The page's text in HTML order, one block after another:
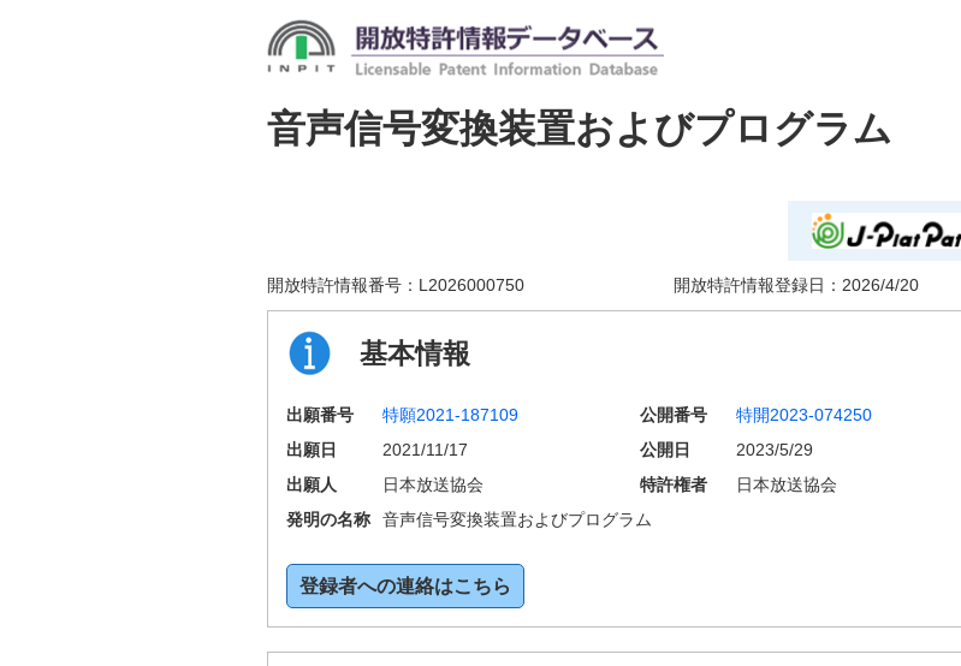
音声信号変換装置およびプログラム
開放特許情報番号： L2026000750 開放特許情報登録日： 2026/4/20
基本情報
出願番号 特願2021-187109 公開番号 特開2023-074250
出願日
2021/11/17 公開日
2023/5/29
出願人
日本放送協会 特許権者 日本放送協会
発明の名称
音声信号変換装置およびプログラム
登録者への連絡はこちら